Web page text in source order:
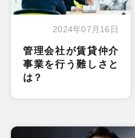
2024年07月16日
管理会社が賃貸仲介
事業を行う難しさと
は？